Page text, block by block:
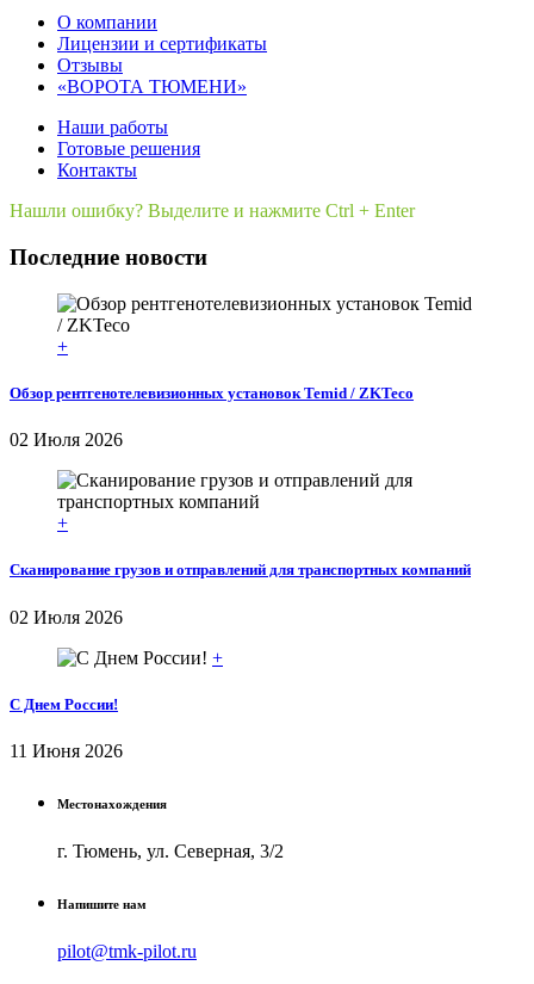
О компании
Лицензии и сертификаты
Отзывы
«ВОРОТА ТЮМЕНИ»
Наши работы
Готовые решения
Контакты
Нашли ошибку? Выделите и нажмите Ctrl + Enter
Последние новости
+
Обзор рентгенотелевизионных установок Temid / ZKTeco
02 Июля 2026
+
Сканирование грузов и отправлений для транспортных компаний
02 Июля 2026
+
С Днем России!
11 Июня 2026
Местонахождения
г. Тюмень, ул. Северная, 3/2
Напишите нам
pilot@tmk-pilot.ru